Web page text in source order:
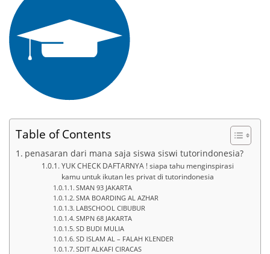
Table of Contents
penasaran dari mana saja siswa siswi tutorindonesia?
YUK CHECK DAFTARNYA ! siapa tahu menginspirasi
kamu untuk ikutan les privat di tutorindonesia
SMAN 93 JAKARTA
SMA BOARDING AL AZHAR
LABSCHOOL CIBUBUR
SMPN 68 JAKARTA
SD BUDI MULIA
SD ISLAM AL – FALAH KLENDER
SDIT ALKAFI CIRACAS